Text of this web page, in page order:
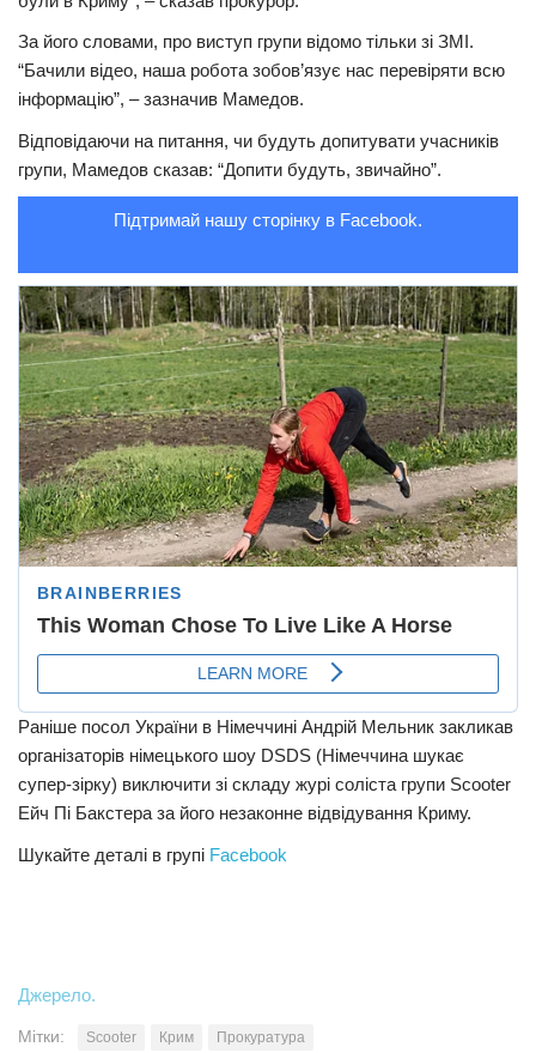
Курйози
Суспільство
Культура
Шоу-біз
За його словами, про виступ групи відомо тільки зі ЗМІ.
“Бачили відео, наша робота зобов’язує нас перевіряти всю
інформацію”, – зазначив Мамедов.
Відповідаючи на питання, чи будуть допитувати учасників
групи, Мамедов сказав: “Допити будуть, звичайно”.
Підтримай нашу сторінку в Facebook.
Раніше посол України в Німеччині Андрій Мельник закликав
організаторів німецького шоу DSDS (Німеччина шукає
супер-зірку) виключити зі складу журі соліста групи Scooter
Ейч Пі Бакстера за його незаконне відвідування Криму.
Шукайте деталі в групі Facebook
Джерело.
Мітки: Scooter Крим Прокуратура